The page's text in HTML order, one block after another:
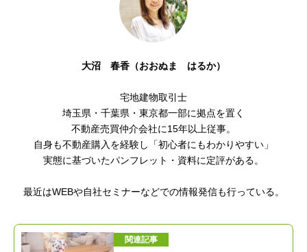
大沼 春香（おおぬま はるか）
宅地建物取引士
埼玉県・千葉県・東京都一部に拠点を置く
不動産売買仲介会社に15年以上従事。
自身も不動産購入を経験し「初心者にもわかりやすい」
実態に基づいたパンフレット・資料に定評がある。
最近はWEBや自社セミナーなどでの情報発信も行っている。
関連記事